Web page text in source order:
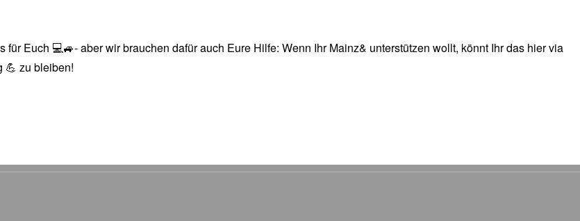
Euch 💻🚙- aber wir brauchen dafür auch Eure Hilfe: Wenn Ihr Mainz& unterstützen wollt, könnt Ihr das hier via
💪 zu bleiben!